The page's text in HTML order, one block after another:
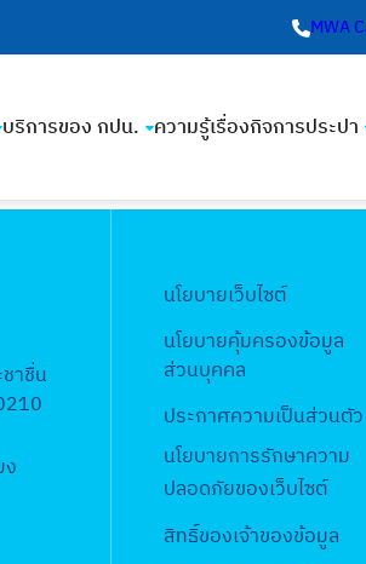
MWA
บริการของ กปน. ความรู้เรื่องกิจการประปา
าชื่น
นโยบายเว็บไซต์
นโยบายคุ้มครองข้อมูล
ส่วนบุคคล
ประกาศความเป็นส่วนตัว
นโยบายการรักษาความ
ปลอดภัยของเว็บไซต์
สิทธิ์ของเจ้าของข้อมูล